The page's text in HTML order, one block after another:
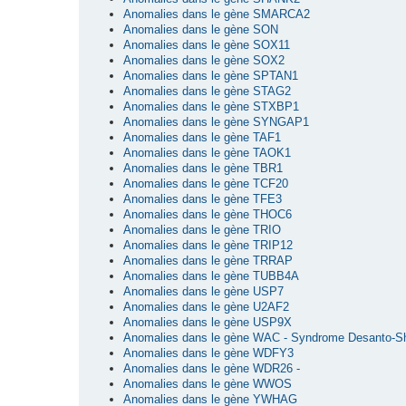
Anomalies dans le gène SMARCA2
Anomalies dans le gène SON
Anomalies dans le gène SOX11
Anomalies dans le gène SOX2
Anomalies dans le gène SPTAN1
Anomalies dans le gène STAG2
Anomalies dans le gène STXBP1
Anomalies dans le gène SYNGAP1
Anomalies dans le gène TAF1
Anomalies dans le gène TAOK1
Anomalies dans le gène TBR1
Anomalies dans le gène TCF20
Anomalies dans le gène TFE3
Anomalies dans le gène THOC6
Anomalies dans le gène TRIO
Anomalies dans le gène TRIP12
Anomalies dans le gène TRRAP
Anomalies dans le gène TUBB4A
Anomalies dans le gène USP7
Anomalies dans le gène U2AF2
Anomalies dans le gène USP9X
Anomalies dans le gène WAC - Syndrome Desanto-
Anomalies dans le gène WDFY3
Anomalies dans le gène WDR26 -
Anomalies dans le gène WWOS
Anomalies dans le gène YWHAG